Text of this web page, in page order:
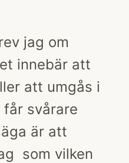
jag om
innebär att
att umgås i
svårare
är att
som vilken